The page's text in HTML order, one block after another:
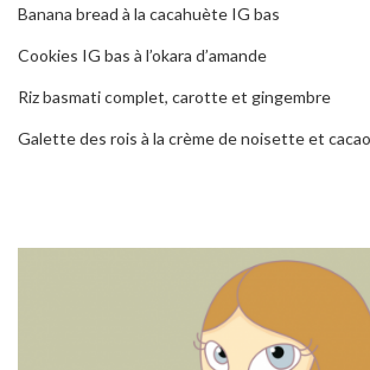
Banana bread à la cacahuète IG bas
Cookies IG bas à l’okara d’amande
Riz basmati complet, carotte et gingembre
Galette des rois à la crème de noisette et cacao